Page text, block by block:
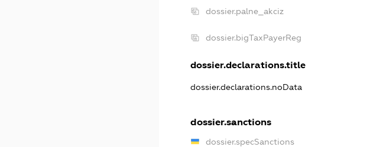
dossier.palne_akciz
dossier.bigTaxPayerReg
dossier.declarations.title
dossier.declarations.noData
dossier.sanctions
dossier.specSanctions